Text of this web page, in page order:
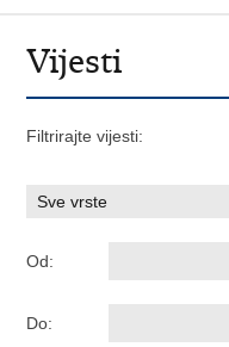
Vijesti
Filtrirajte vijesti:
Od:
Do: